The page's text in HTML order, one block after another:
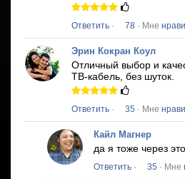
Ответить · 78 · Мне
Эрин Кокран Коул
Отличный выбор и
ТВ-кабель, без шуток.
Ответить · 35 · Мне
Кайл Магнер
да я тоже через
Ответить · 35 · Мне